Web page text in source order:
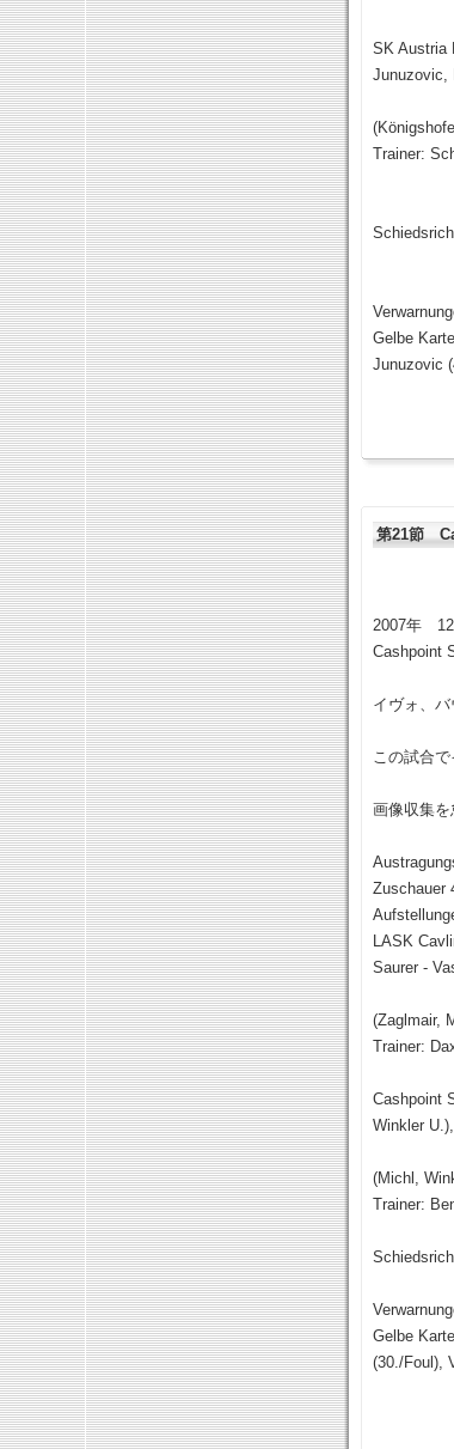
SK Austria
Junuzovic,
Trainer:
Gelbe
Junuzovic
第21節
2007年 12
Cashpoint
イヴォ、バ
この試合
画像収集
Zuschauer
LASK
Saurer -
(Zaglmair,
Trainer:
Cashpoint
Winkler
(Michl,
Trainer:
Gelbe
(30./Foul),